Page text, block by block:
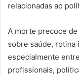
relacionadas ao
A morte precoce
sobre saúde, rotina
especialmente
profissionais,